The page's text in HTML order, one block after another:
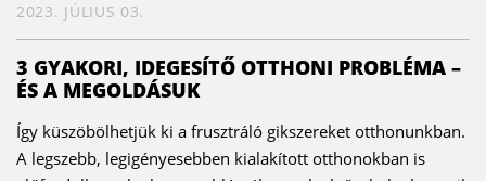
2023. JÚLIUS 03.
3 GYAKORI, IDEGESÍTŐ OTTHONI PROBLÉMA –
ÉS A MEGOLDÁSUK
Így küszöbölhetjük ki a frusztráló gikszereket otthonunkban.
A legszebb, legigényesebben kialakított otthonokban is